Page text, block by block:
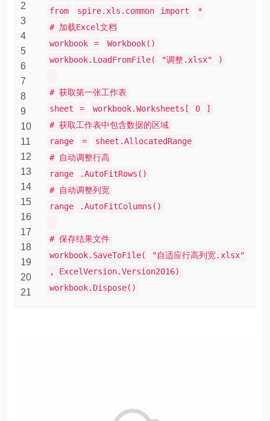
2
3
4
5
6
7
8
9
10
11
12
13
14
15
16
17
18
19
20
21
from
spire.xls.common import
*
# 加载Excel文档
workbook
=
Workbook()
workbook.LoadFromFile(
"调整.xlsx" )
# 获取第一张工作表
sheet
= workbook.Worksheets[ 0
]
# 获取工作表中包含数据的区域
range
=
sheet.AllocatedRange
# 自动调整行高
range
.AutoFitRows()
# 自动调整列宽
range
.AutoFitColumns()
# 保存结果文件
workbook.SaveToFile(
"自适应行高列宽.xlsx"
, ExcelVersion.Version2016)
workbook.Dispose()